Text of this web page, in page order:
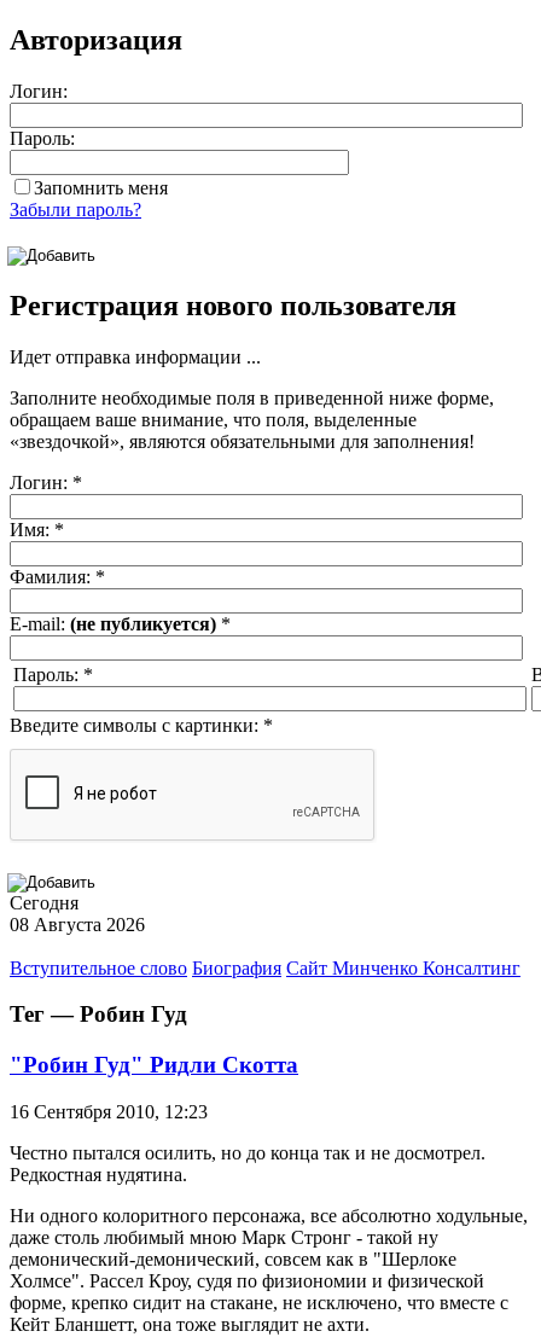
Авторизация
Логин:
Пароль:
Запомнить меня
Забыли пароль?
Регистрация нового пользователя
Идет отправка информации ...
Заполните необходимые поля в приведенной ниже форме,
обращаем ваше внимание, что поля, выделенные
«звездочкой», являются обязательными для заполнения!
Логин: *
Имя: *
Фамилия: *
E-mail: (не публикуется) *
Пароль: *
Введите символы с картинки: *
Сегодня
08 Августа 2026
Вступительное слово Биография Сайт Минченко Консалтинг
Тег — Робин Гуд
"Робин Гуд" Ридли Скотта
16 Сентября 2010, 12:23
Честно пытался осилить, но до конца так и не досмотрел.
Редкостная нудятина.
Ни одного колоритного персонажа, все абсолютно ходульные,
даже столь любимый мною Марк Стронг - такой ну
демонический-демонический, совсем как в "Шерлоке
Холмсе". Рассел Кроу, судя по физиономии и физической
форме, крепко сидит на стакане, не исключено, что вместе с
Кейт Бланшетт, она тоже выглядит не ахти.